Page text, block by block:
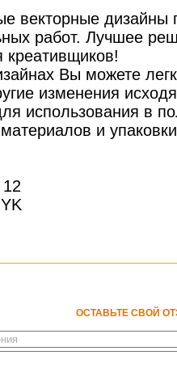
векторные дизайны
работ. Лучшее
креативщиков!
Вы можете
изменения
использования в
и
ОСТАВЬТЕ СВОЙ